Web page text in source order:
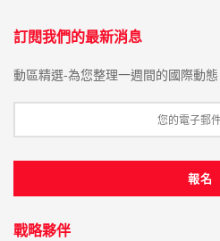
訂閱我們的最新消息
動區精選-為您整理一週間的國際動態
戰略夥伴